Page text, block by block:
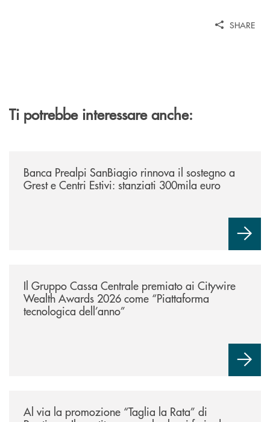
SHARE
Ti potrebbe interessare anche:
Banca Prealpi SanBiagio rinnova il sostegno a
Grest e Centri Estivi: stanziati 300mila euro
Il Gruppo Cassa Centrale premiato ai Citywire
Wealth Awards 2026 come “Piattaforma
tecnologica dell’anno”
Al via la promozione “Taglia la Rata” di